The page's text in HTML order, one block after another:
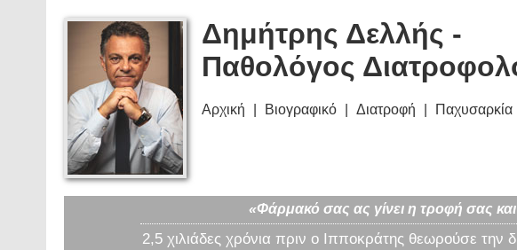
Δημήτρης Δελλής -
Παθολόγος
Αρχική Βιογραφικό Διατροφή Παχυσαρκία
«Φάρμακό σας ας γίνει η τροφή σας
2,5 χιλιάδες χρόνια πριν ο Ιπποκράτης θεωρούσε την